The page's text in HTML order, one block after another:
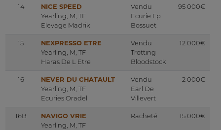
14
NICE SPEED
Yearling, M, TF
Elevage Madrik
Vendu
Ecurie Fp
Bossuet
95 000€
15
NEXPRESSO ETRE
Yearling, M, TF
Haras De L Etre
Vendu
Trotting
Bloodstock
12 000€
16
NEVER DU CHATAULT
Yearling, M, TF
Ecuries Oradel
Vendu
Earl De
Villevert
2 000€
16B
NAVIGO VRIE
Yearling, M, TF
Racheté 15 000€